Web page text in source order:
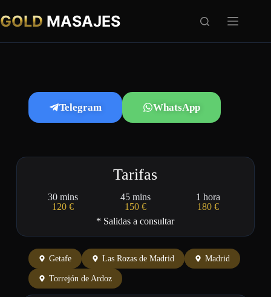
GOLD MASAJES
Telegram WhatsApp
Tarifas
30 mins 45 mins
1 hora
120 €
150 €
180 €
* Salidas a consultar
Getafe Las Rozas de Madrid Madrid
Torrejón de Ardoz